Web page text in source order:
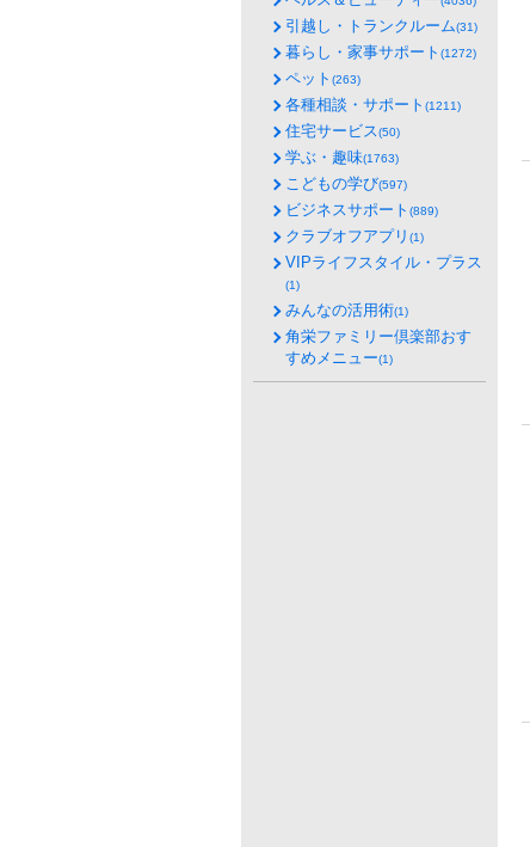
引越し・トランクルーム(31)
暮らし・家事サポート (1272)
ペット (263)
各種相談・サポート (1211)
住宅サービス(50)
学ぶ・趣味(1763)
こどもの学び(597)
ビジネスサポート (889)
クラブオフアプリ (1)
VIPライフスタイル・プラス
(1)
みんなの活用術(1)
角栄ファミリー倶楽部おす
すめメニュー(1)